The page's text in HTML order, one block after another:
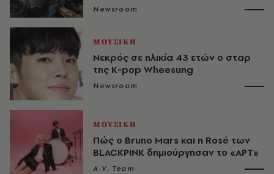
Newsroom
ΜΟΥΣΙΚΗ
Νεκρός σε ηλικία 43 ετών ο σταρ
της K-pop Wheesung
Newsroom
ΜΟΥΣΙΚΗ
Πώς ο Bruno Mars και η Rosé των
BLACKPINK δημιούργησαν το «APT»
A.V. Team